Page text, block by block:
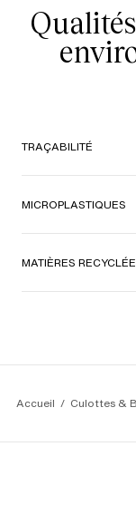
TRAÇABILITÉ
MICROPLASTIQUES
MATIÈRES
Accueil Culottes &